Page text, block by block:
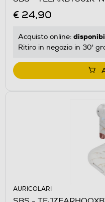
€ 24,90
Acquisto online:
Ritiro in negozio in 30'
AURICOLARI